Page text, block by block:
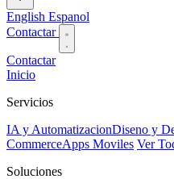
English Espanol
Contactar
Contactar
Inicio
Servicios
IA y AutomatizacionDiseno y
CommerceApps Moviles Ver
Soluciones